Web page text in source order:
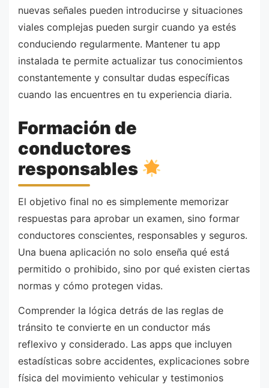
nuevas señales pueden introducirse y situaciones
viales complejas pueden surgir cuando ya estés
conduciendo regularmente. Mantener tu app
instalada te permite actualizar tus conocimientos
constantemente y consultar dudas específicas
cuando las encuentres en tu experiencia diaria.
Formación de
conductores
responsables
El objetivo final no es simplemente memorizar
respuestas para aprobar un examen, sino formar
conductores conscientes, responsables y seguros.
Una buena aplicación no solo enseña qué está
permitido o prohibido, sino por qué existen ciertas
normas y cómo protegen vidas.
Comprender la lógica detrás de las reglas de
tránsito te convierte en un conductor más
reflexivo y considerado. Las apps que incluyen
estadísticas sobre accidentes, explicaciones sobre
física del movimiento vehicular y testimonios